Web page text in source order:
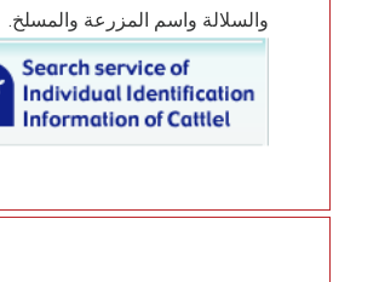
والسلالة واسم المزرعة والمسلخ.